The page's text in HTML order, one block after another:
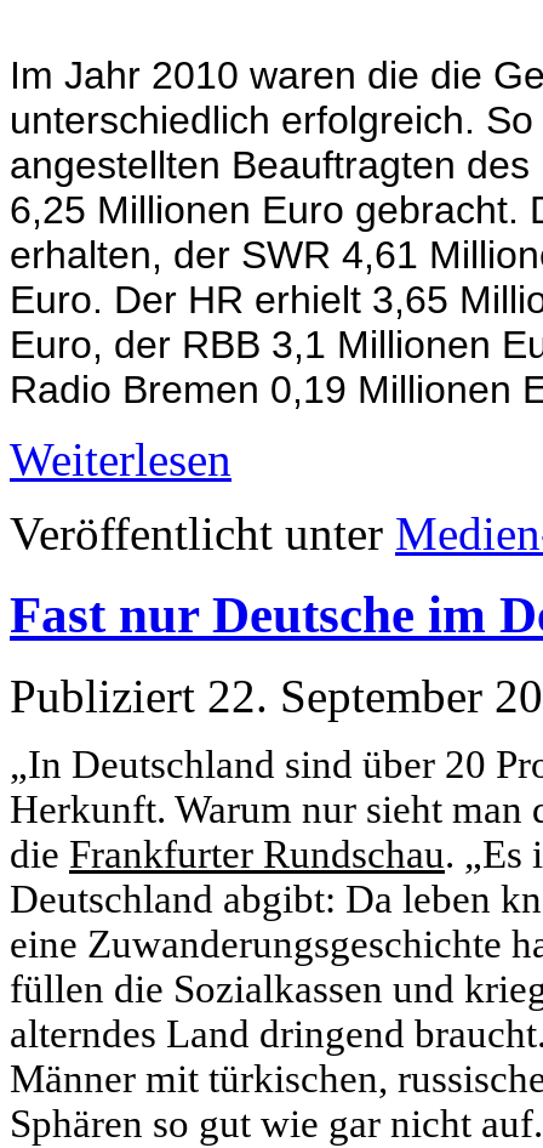
Im Jahr 2010 waren die die
unterschiedlich erfolgreich.
angestellten Beauftragten
6,25 Millionen Euro gebracht.
erhalten, der SWR 4,61
Euro. Der HR erhielt 3,65
Euro, der RBB 3,1 Millionen
Radio Bremen 0,19 Millionen
Weiterlesen
Veröffentlicht unter
Fast nur Deutsche im
Publiziert 22. September
„In Deutschland sind über 20
Herkunft. Warum nur sieht
die Frankfurter Rundschau. „Es
Deutschland abgibt: Da leben
eine Zuwanderungsgeschichte
füllen die Sozialkassen und
alterndes Land dringend
Männer mit türkischen,
Sphären so gut wie gar nicht